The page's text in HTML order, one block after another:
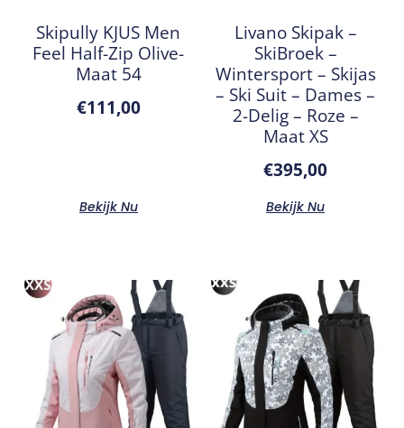
Skipully KJUS Men
Feel Half-Zip Olive-
Maat 54
€111,00
Bekijk Nu
Livano Skipak –
SkiBroek –
Wintersport – Skijas
– Ski Suit – Dames –
2-Delig – Roze –
Maat XS
€395,00
Bekijk Nu